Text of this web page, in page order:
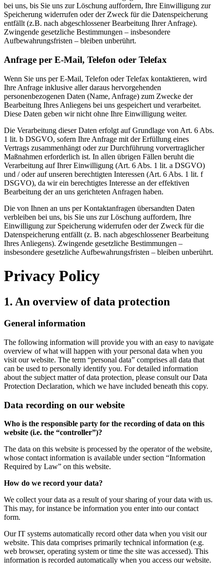
bei uns, bis Sie uns zur Löschung auffordern, Ihre Einwilligung zur
Speicherung widerrufen oder der Zweck für die Datenspeicherung
entfällt (z.B. nach abgeschlossener Bearbeitung Ihrer Anfrage).
Zwingende gesetzliche Bestimmungen – insbesondere
Aufbewahrungsfristen – bleiben unberührt.
Anfrage per E-Mail, Telefon oder Telefax
Wenn Sie uns per E-Mail, Telefon oder Telefax kontaktieren, wird
Ihre Anfrage inklusive aller daraus hervorgehenden
personenbezogenen Daten (Name, Anfrage) zum Zwecke der
Bearbeitung Ihres Anliegens bei uns gespeichert und verarbeitet.
Diese Daten geben wir nicht ohne Ihre Einwilligung weiter.
Die Verarbeitung dieser Daten erfolgt auf Grundlage von Art. 6 Abs.
1 lit. b DSGVO, sofern Ihre Anfrage mit der Erfüllung eines
Vertrags zusammenhängt oder zur Durchführung vorvertraglicher
Maßnahmen erforderlich ist. In allen übrigen Fällen beruht die
Verarbeitung auf Ihrer Einwilligung (Art. 6 Abs. 1 lit. a DSGVO)
und / oder auf unseren berechtigten Interessen (Art. 6 Abs. 1 lit. f
DSGVO), da wir ein berechtigtes Interesse an der effektiven
Bearbeitung der an uns gerichteten Anfragen haben.
Die von Ihnen an uns per Kontaktanfragen übersandten Daten
verbleiben bei uns, bis Sie uns zur Löschung auffordern, Ihre
Einwilligung zur Speicherung widerrufen oder der Zweck für die
Datenspeicherung entfällt (z. B. nach abgeschlossener Bearbeitung
Ihres Anliegens). Zwingende gesetzliche Bestimmungen –
insbesondere gesetzliche Aufbewahrungsfristen – bleiben unberührt.
Privacy Policy
1. An overview of data protection
General information
The following information will provide you with an easy to navigate
overview of what will happen with your personal data when you
visit our website. The term “personal data” comprises all data that
can be used to personally identify you. For detailed information
about the subject matter of data protection, please consult our Data
Protection Declaration, which we have included beneath this copy.
Data recording on our website
Who is the responsible party for the recording of data on this
website (i.e. the “controller”)?
The data on this website is processed by the operator of the website,
whose contact information is available under section “Information
Required by Law” on this website.
How do we record your data?
We collect your data as a result of your sharing of your data with us.
This may, for instance be information you enter into our contact
form.
Our IT systems automatically record other data when you visit our
website. This data comprises primarily technical information (e.g.
web browser, operating system or time the site was accessed). This
information is recorded automatically when you access our website.